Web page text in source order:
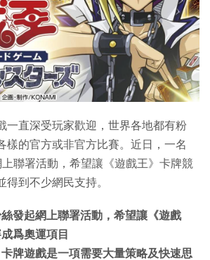
一直深受玩家歡迎，世界各地都有粉
樣的官方或非官方比賽。近日，一名
聯署活動，希望讓《遊戲王》卡牌競
到不少網民支持。
絲發起網上聯署活動，希望讓《遊戲
爲奧運項目
牌遊戲是一項需要大量策略及快速思